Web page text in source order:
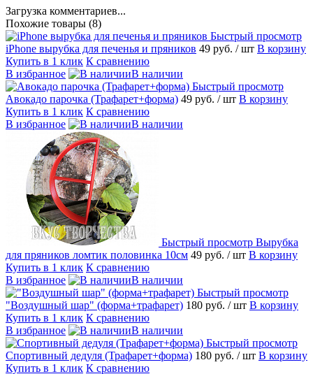
Загрузка комментариев...
Похожие товары (8)
Быстрый просмотр
iPhone вырубка для печенья и пряников 49 руб. / шт В корзину
Купить в 1 клик К сравнению
В избранное
В наличии
Быстрый просмотр
Авокадо парочка (Трафарет+форма) 49 руб. / шт В корзину
Купить в 1 клик К сравнению
В избранное
В наличии
Быстрый просмотр Вырубка
для пряников ломтик половинка 10см 49 руб. / шт В корзину
Купить в 1 клик К сравнению
В избранное
В наличии
Быстрый просмотр
"Воздушный шар" (форма+трафарет) 180 руб. / шт В корзину
Купить в 1 клик К сравнению
В избранное
В наличии
Быстрый просмотр
Спортивный дедуля (Трафарет+форма) 180 руб. / шт В корзину
Купить в 1 клик К сравнению